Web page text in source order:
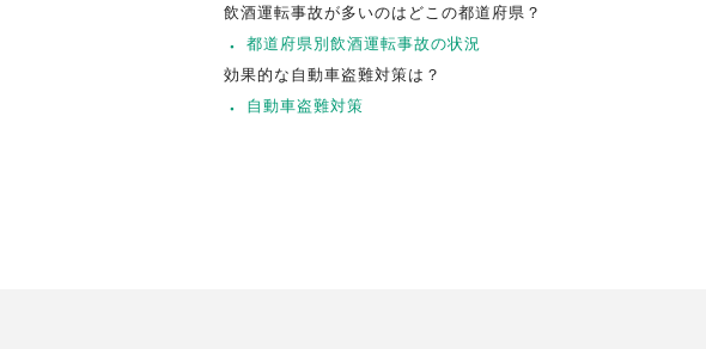
飲酒運転事故が多いのはどこの都道府県？
都道府県別飲酒運転事故の状況
効果的な自動車盗難対策は？
自動車盗難対策